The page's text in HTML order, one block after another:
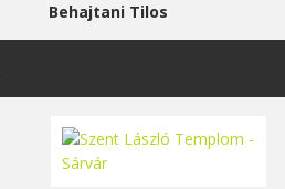
Behajtani Tilos